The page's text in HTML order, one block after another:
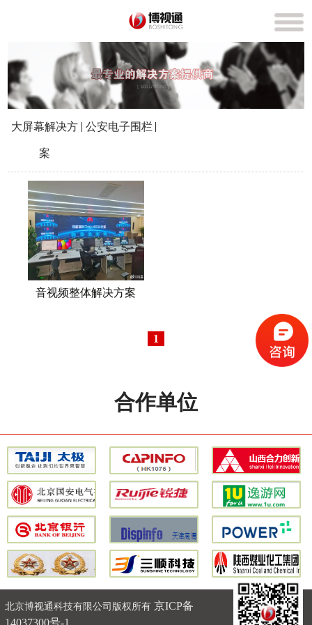
大屏幕解决方
案
公安电子围栏
音视频整体解决方案
1
合作单位
北京博视通科技有限公司版权所有 京ICP备
14037300号-1